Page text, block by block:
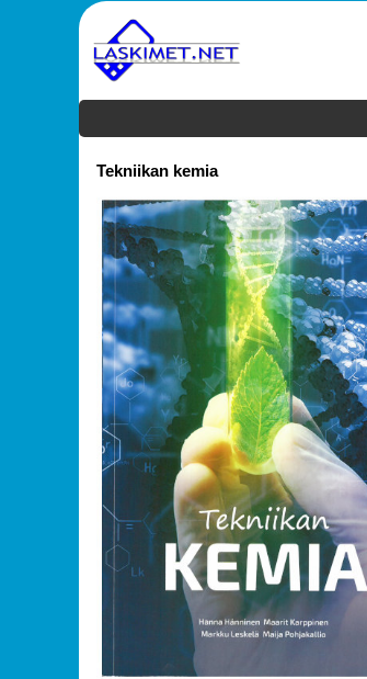
Tekniikan kemia